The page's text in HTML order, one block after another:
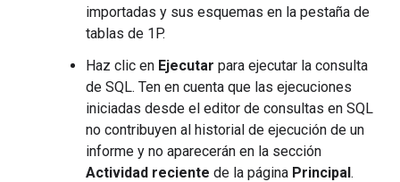
importadas y sus esquemas en la pestaña de
tablas de 1P.
Haz clic en Ejecutar para ejecutar la consulta
de SQL. Ten en cuenta que las ejecuciones
iniciadas desde el editor de consultas en SQL
no contribuyen al historial de ejecución de un
informe y no aparecerán en la sección
Actividad reciente de la página Principal.